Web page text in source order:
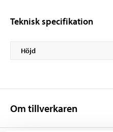
Teknisk specifikation
Höjd
Om tillverkaren